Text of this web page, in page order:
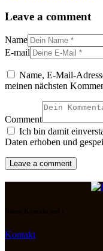
Leave a comment
Name
E-mail
Name, E-Mail-
meinen nächsten
Comment
Ich bin damit
Daten erhoben und
Kontakt